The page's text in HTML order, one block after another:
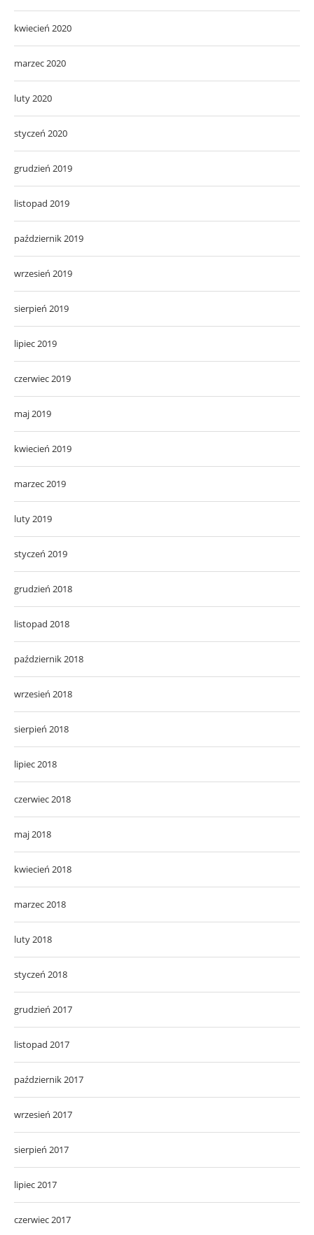
kwiecień 2020
marzec 2020
luty 2020
styczeń 2020
grudzień 2019
listopad 2019
październik 2019
wrzesień 2019
sierpień 2019
lipiec 2019
czerwiec 2019
maj 2019
kwiecień 2019
marzec 2019
luty 2019
styczeń 2019
grudzień 2018
listopad 2018
październik 2018
wrzesień 2018
sierpień 2018
lipiec 2018
czerwiec 2018
maj 2018
kwiecień 2018
marzec 2018
luty 2018
styczeń 2018
grudzień 2017
listopad 2017
październik 2017
wrzesień 2017
sierpień 2017
lipiec 2017
czerwiec 2017